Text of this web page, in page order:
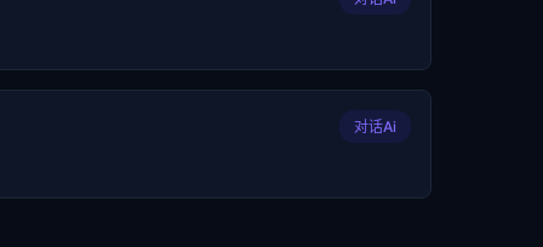
对话Ai